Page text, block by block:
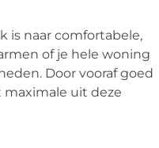
is naar comfortabele,
of je hele woning
Door vooraf goed
uit deze